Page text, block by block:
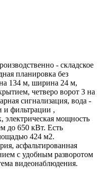
- складское
планировка без
134 м, ширина 24 м,
четверо ворот 3 на
сигнализация, вода -
и фильтрации ,
электрическая мощность
до 650 кВт. Есть
424 м2.
асфальтированная
с удобным разворотом
видеонаблюдения.